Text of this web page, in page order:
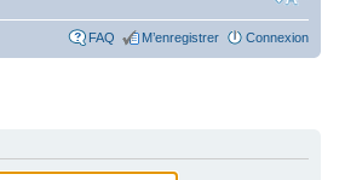
FAQ M’enregistrer Connexion